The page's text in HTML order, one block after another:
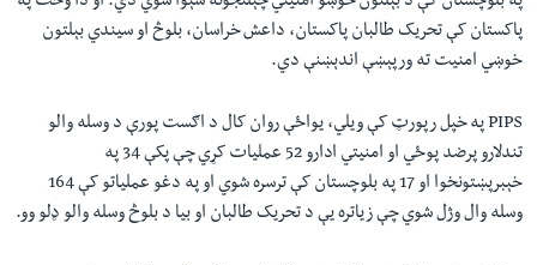
پاکستان کې تحریک طالبان پاکستان، داعش خراسان، بلوڅ او سيندي بېلتون
خوښي امنيت ته ورپېښې اندېښنې دي.
PIPS په خپل رپورټ کې ویلي، يواځې روان کال د اګست پورې د وسله والو
تندلارو پرضد پوځي او امنيتي ادارو 52 عمليات کړي چې پکې 34 په
خېبرپښتونخوا او 17 په بلوچستان کې ترسره شوي او په دغو عملياتو کې 164
وسله وال وژل شوي چې زياتره یې د تحريک طالبان او بيا د بلوڅ وسله والو ډلو وو.